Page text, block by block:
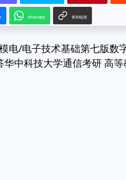
whatsapp 复制链接
电/电子技术基础第七版数
中科技大学通信考研 高